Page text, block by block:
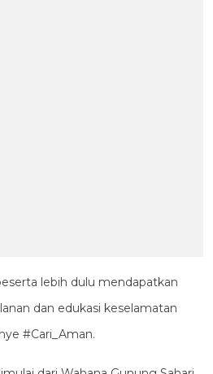
lebih dulu mendapatkan
dan edukasi keselamatan
#Cari_Aman.